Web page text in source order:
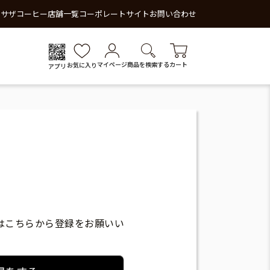
ザコーヒー店舗一覧コーポレートサイトお問い合わせ
アプリ お気に入り マイページ商品を検索するカート
ちらから登録をお願いい